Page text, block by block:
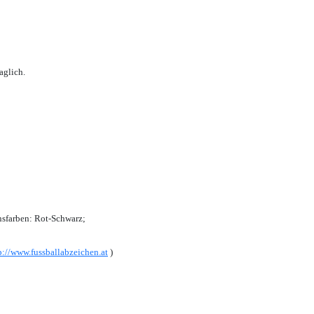
Rot-Schwarz;
www.fussballabzeichen.at )